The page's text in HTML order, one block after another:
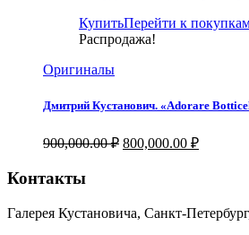
КупитьПерейти к
Распродажа!
Оригиналы
Дмитрий Кустанович. «Аdorare
900,000.00 ₽ Первоначальная
800,000.00 ₽Текущая
Контакты
Галерея Кустановича, Санкт-